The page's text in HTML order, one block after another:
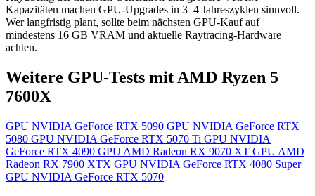
Kapazitäten machen GPU-Upgrades in 3–4 Jahreszyklen sinnvoll.
Wer langfristig plant, sollte beim nächsten GPU-Kauf auf
mindestens 16 GB VRAM und aktuelle Raytracing-Hardware
achten.
Weitere GPU-Tests mit AMD Ryzen 5
7600X
GPU NVIDIA GeForce RTX 5090 GPU NVIDIA GeForce RTX
5080 GPU NVIDIA GeForce RTX 5070 Ti GPU NVIDIA
GeForce RTX 4090 GPU AMD Radeon RX 9070 XT GPU AMD
Radeon RX 7900 XTX GPU NVIDIA GeForce RTX 4080 Super
GPU NVIDIA GeForce RTX 5070